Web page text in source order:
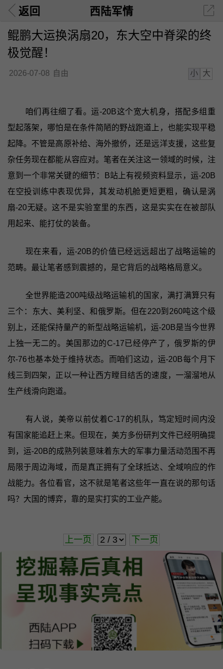
返回 西陆军情
鲲鹏大运换涡扇20，东大空中脊梁的终
极觉醒！
2026-07-08 自由 小 大
咱们再往细了看。运-20B这个宽大机身，搭配多组重
型起落架，哪怕是在条件简陋的野战跑道上，也能实现平稳
起降。不管是高原补给、海外撤侨，还是远洋支援，这些复
杂任务现在都能从容应对。笔者在关注这一领域的时候，注
意到一个非常关键的细节：B站上有视频资料显示，运-20B
在空投训练中表现优异，其发动机舱更短更粗，确认是涡
扇-20无疑。这不是实验室里的东西，这是实实在在被部队
用起来、能打仗的装备。
现在来看，运-20B的价值已经远远超出了战略运输的
范畴。最让笔者感到震撼的，是它背后的战略格局意义。
全世界能造200吨级战略运输机的国家，满打满算只有
三个：东大、美利坚、和俄罗斯。但在220到260吨这个级
别上，还能保持量产的新型战略运输机，运-20B是当今世界
上独一无二的。美国那边的C-17已经停产了，俄罗斯的伊
尔-76也基本处于维持状态。而咱们这边，运-20B每个月下
线三到四架，正以一种让西方瞠目结舌的速度，一溜溜地从
生产线滑向跑道。
有人说，美帝以前仗着C-17的机队，笃定短时间内没
有国家能追赶上来。但现在，美方多份研判文件已经明确提
到，运-20B的成熟列装意味着东大的军事力量活动范围不再
局限于周边海域，而是真正拥有了全球抵达、全域响应的作
战能力。各位看官，这不就是笔者这些年一直在说的那句话
吗？大国的博弈，靠的是实打实的工业产能。
上一页 下一页